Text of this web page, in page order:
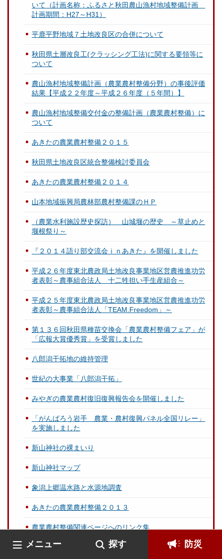
メニュー 探す 防災
いて（計画名称：ふるさと秋田農山漁村地域整備計画
計画期間：H27～H31）
平鹿平野地域７土地改良区の合併について
秋田県土層改良工(クラッシング工法)に関する要領等に
ついて
農山漁村地域整備計画（農業農村整備分野）の事後評価
結果【平成２２年度～平成２６年度（５年間）】
農山漁村地域整備交付金の整備計画（農業農村整備）に
ついて
あきたの農業農村整備２０１５
秋田県土地改良区統合整備検討委員会
あきたの農業農村整備２０１４
山本地域振興局農林部農村整備課のＨＰ
（農業水利施設歴史探訪） 山城堰の歴史 ～草止めと
堰根祭り～
『２０１４語り部交流会ｉｎあきた』を開催しました
平成２６年度東北農政局土地改良事業地区営農推進功労
者表彰～農事組合法人 十二牲担い手生産組合～
平成２５年度東北農政局土地改良事業地区営農推進功労
者表彰～農事組合法人「TEAM.Freedom」～
第１３６回秋田県種苗交換会「農業農村整備フェア」が
「広報大賞優秀賞」を受賞しました
八郎潟干拓地の維持管理
世紀の大事業「八郎潟干拓」
みやぎの農業農村復旧復興報告会を開催しました
「がんばろう岩手 農業・農村復興パネル全国リレー」
を実施しました
新山神社の裸まいり
新山神社マップ
象潟上郷温水路と水源地調査
あきたの農業農村整備２０１３
農業農村整備関連ページへのリンク集
水土里を学びに活かしませんか～学校教育との連携～